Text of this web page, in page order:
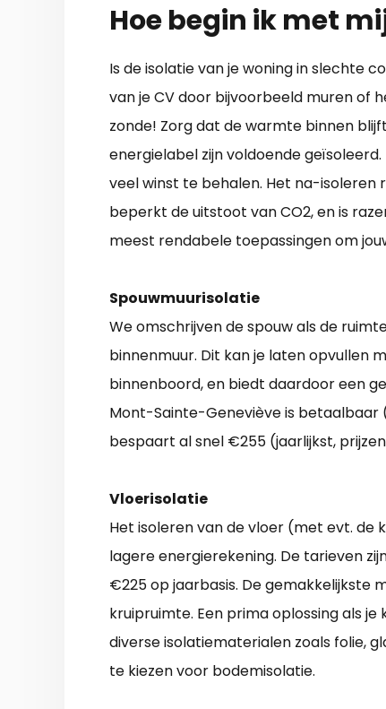
Hoe begin ik met
Is de isolatie van je woning in slechte
van je CV door bijvoorbeeld muren of
zonde! Zorg dat de warmte binnen
energielabel zijn voldoende
veel winst te behalen. Het na-isoleren
beperkt de uitstoot van CO2, en is
meest rendabele toepassingen om
Spouwmuurisolatie
We omschrijven de spouw als de
binnenmuur. Dit kan je laten opvullen
binnenboord, en biedt daardoor een
Mont-Sainte-Geneviève is betaalbaar
bespaart al snel €255 (jaarlijkst,
Vloerisolatie
Het isoleren van de vloer (met evt. de
lagere energierekening. De tarieven
€225 op jaarbasis. De gemakkelijkste
kruipruimte. Een prima oplossing als
diverse isolatiematerialen zoals folie,
te kiezen voor bodemisolatie.